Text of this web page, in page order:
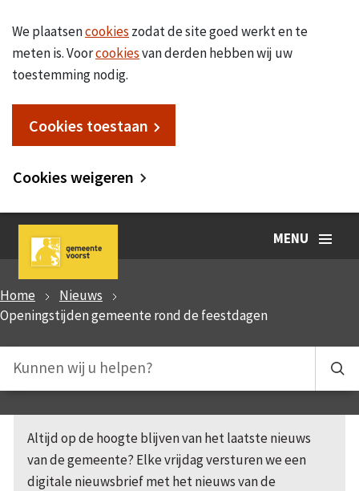
We plaatsencookies zodat de site goed werkt en te
meten is. Voorcookiesvan derden hebben wij uw
toestemming nodig.
Cookies toestaan
Cookies weigeren
MENU
Home
Nieuws
Openingstijden gemeente rond de feestdagen
Altijd op de hoogte blijven van het laatste nieuws
van de gemeente? Elke vrijdag versturen we een
digitale nieuwsbrief met het nieuws van de